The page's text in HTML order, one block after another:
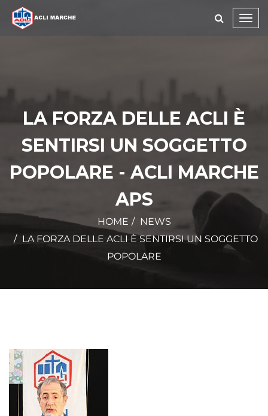
LA FORZA DELLE ACLI È
SENTIRSI UN SOGGETTO
POPOLARE - ACLI MARCHE
APS
HOME
NEWS
LA FORZA DELLE ACLI È SENTIRSI UN SOGGETTO
POPOLARE